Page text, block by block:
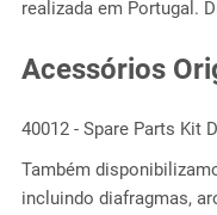
realizada em Portugal.
Acessórios
40012 - Spare Parts Kit
Também
incluindo diafragmas,